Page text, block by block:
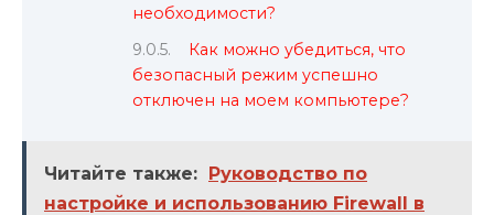
необходимости?
Как можно убедиться, что
безопасный режим успешно
отключен на моем компьютере?
Читайте также: Руководство по
настройке и использованию Firewall в